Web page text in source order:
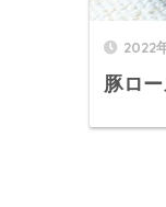
2022
豚ロ